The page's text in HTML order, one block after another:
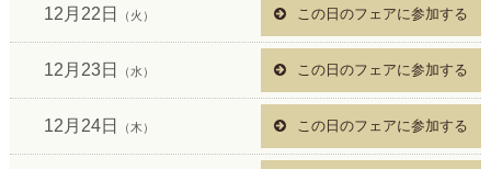
12月22日 （火） この日のフェアに参加する
12月23日 （水） この日のフェアに参加する
12月24日 （木） この日のフェアに参加する